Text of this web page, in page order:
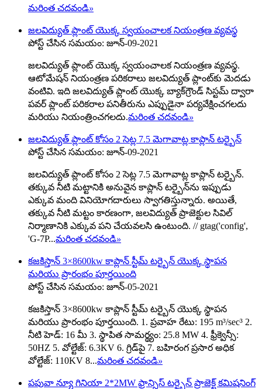
మరింత చదవండి»
జలవిద్యుత్ ప్లాంట్ యొక్క స్వయంచాలక నియంత్రణ వ్యవస్థ
పోస్ట్ చేసిన సమయం: జూన్-09-2021
జలవిద్యుత్ ప్లాంట్ యొక్క స్వయంచాలక నియంత్రణ వ్యవస్థ.
ఆటోమేషన్ నియంత్రణ పరికరాలు జలవిద్యుత్ ప్లాంట్‌కు మెదడు
వంటివి. ఇది జలవిద్యుత్ ప్లాంట్ యొక్క బ్యాక్‌గ్రౌండ్ సిస్టమ్ ద్వారా
పవర్ ప్లాంట్ పరికరాల పనితీరును ఎప్పుడైనా పర్యవేక్షించగలదు
మరియు నియంత్రించగలదు.మరింత చదవండి»
జలవిద్యుత్ ప్లాంట్ కోసం 2 సెట్ల 7.5 మెగావాట్ల కాప్లాన్ టర్బైన్
పోస్ట్ చేసిన సమయం: జూన్-09-2021
జలవిద్యుత్ ప్లాంట్ కోసం 2 సెట్ల 7.5 మెగావాట్ల కాప్లాన్ టర్బైన్.
తక్కువ నీటి మట్టానికి అనువైన కాప్లాన్ టర్బైన్‌ను ఇప్పుడు
ఎక్కువ మంది వినియోగదారులు స్వాగతిస్తున్నారు. అయితే,
తక్కువ నీటి మట్టం కారణంగా, జలవిద్యుత్ ప్రాజెక్టుల సివిల్
నిర్మాణానికి ఎక్కువ పని చేయవలసి ఉంటుంది. // gtag('config',
'G-7P...మరింత చదవండి»
కజకిస్తాన్ 3×8600kw కాప్లాన్ స్టీమ్ టర్బైన్ యొక్క స్థాపన
మరియు ప్రారంభం పూర్తయింది
పోస్ట్ చేసిన సమయం: జూన్-05-2021
కజకిస్తాన్ 3×8600kw కాప్లాన్ స్టీమ్ టర్బైన్ యొక్క స్థాపన
మరియు ప్రారంభం పూర్తయింది. 1. ప్రవాహ రేటు: 195 m³/sec³ 2.
నీటి హెడ్: 16 మీ 3. స్థాపిత సామర్థ్యం: 25.8 MW 4. ఫ్రీక్వెన్సీ:
50HZ 5. వోల్టేజ్: 6.3KV 6. గ్రిడ్‌పై 7. బహిరంగ ప్రసార అధిక
వోల్టేజ్: 110KV 8...మరింత చదవండి»
పపువా న్యూ గినియా 2*2MW ఫ్రాన్సిస్ టర్బైన్ ప్రాజెక్ట్ కమిషనింగ్